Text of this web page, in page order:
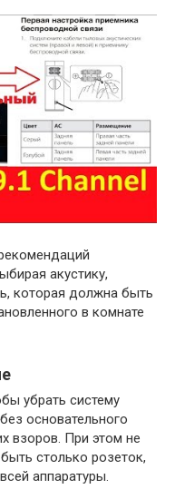
акустику,
которая должна быть
в комнате
убрать систему
основательного
взоров. При этом не
столько розеток,
аппаратуры.